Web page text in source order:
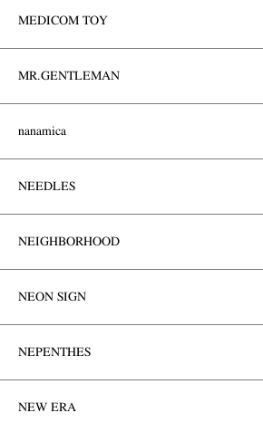
MEDICOM TOY
MR.GENTLEMAN
nanamica
NEEDLES
NEIGHBORHOOD
NEON SIGN
NEPENTHES
NEW ERA